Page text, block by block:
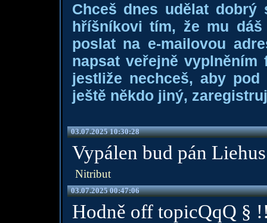
Chceš dnes udělat dobrý
hříšníkovi tím, že mu
poslat na e-mailovou
napsat veřejně
jestliže nechceš, aby
ještě někdo jiný,
03.07.2025 10:30:28
Vypálen bud pán
Nitribut
03.07.2025 00:47:06
Hodně off topicQqQ §